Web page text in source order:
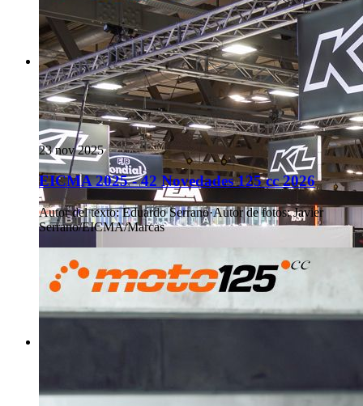
23 nov 2025
EICMA 2025 - 42 Novedades 125 cc 2026
Autor del texto: Eduardo Serrano·Autor de fotos: Javier
Serrano/EICMA/Marcas